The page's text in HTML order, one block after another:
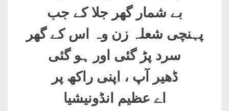
بے شمار گھر جلا کے جب
پہنچی شعلہ زن وہ اس کے گھر
سرد پڑ گئی اور ہو گئی
ڈھیر آپ ، اپنی راکھ پر
اے عظیم انڈونیشیا